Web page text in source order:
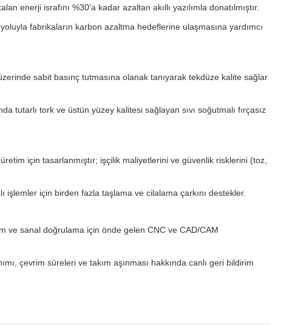
enerji israfını %30'a kadar azaltan akıllı yazılımla donatılmıştır.
fabrikaların karbon azaltma hedeflerine ulaşmasına yardımcı
sabit basınç tutmasına olanak tanıyarak tekdüze kalite sağlar
tutarlı tork ve üstün yüzey kalitesi sağlayan sıvı soğutmalı fırçasız
için tasarlanmıştır; işçilik maliyetlerini ve güvenlik risklerini (toz,
işlemler için birden fazla taşlama ve cilalama çarkını destekler.
ve sanal doğrulama için önde gelen CNC ve CAD/CAM
çevrim süreleri ve takım aşınması hakkında canlı geri bildirim